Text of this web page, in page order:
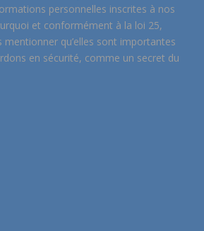
personnelles inscrites à nos
et conformément à la loi 25,
qu’elles sont importantes
en sécurité, comme un secret du